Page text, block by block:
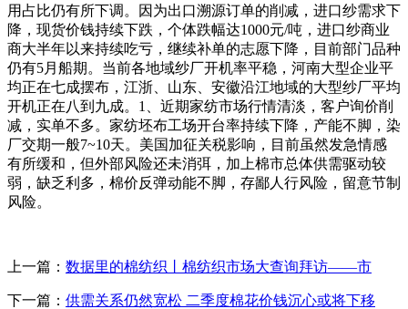
用占比仍有所下调。因为出口溯源订单的削减，进口纱需求下
降，现货价钱持续下跌，个体跌幅达1000元/吨，进口纱商业
商大半年以来持续吃亏，继续补单的志愿下降，目前部门品种
仍有5月船期。当前各地域纱厂开机率平稳，河南大型企业平
均正在七成摆布，江浙、山东、安徽沿江地域的大型纱厂平均
开机正在八到九成。1、近期家纺市场行情清淡，客户询价削
减，实单不多。家纺坯布工场开台率持续下降，产能不脚，染
厂交期一般7~10天。美国加征关税影响，目前虽然发急情感
有所缓和，但外部风险还未消弭，加上棉市总体供需驱动较
弱，缺乏利多，棉价反弹动能不脚，存鄙人行风险，留意节制
风险。
上一篇： 数据里的棉纺织丨棉纺织市场大查询拜访——市
下一篇： 供需关系仍然宽松 二季度棉花价钱沉心或将下移